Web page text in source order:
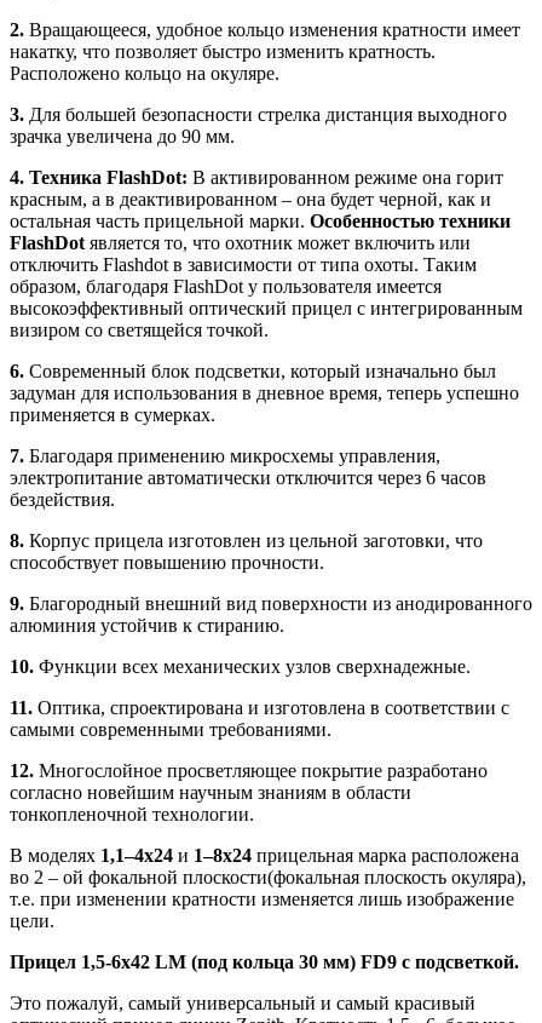
2. Вращающееся, удобное кольцо изменения кратности имеет
накатку, что позволяет быстро изменить кратность.
Расположено кольцо на окуляре.
3. Для большей безопасности стрелка дистанция выходного
зрачка увеличена до 90 мм.
4. Техника FlashDot: В активированном режиме она горит
красным, а в деактивированном – она будет черной, как и
остальная часть прицельной марки. Особенностью техники
FlashDot является то, что охотник может включить или
отключить Flashdot в зависимости от типа охоты. Таким
образом, благодаря FlashDot у пользователя имеется
высокоэффективный оптический прицел с интегрированным
визиром со светящейся точкой.
6. Современный блок подсветки, который изначально был
задуман для использования в дневное время, теперь успешно
применяется в сумерках.
7. Благодаря применению микросхемы управления,
электропитание автоматически отключится через 6 часов
бездействия.
8. Корпус прицела изготовлен из цельной заготовки, что
способствует повышению прочности.
9. Благородный внешний вид поверхности из анодированного
алюминия устойчив к стиранию.
10. Функции всех механических узлов сверхнадежные.
11. Оптика, спроектирована и изготовлена в соответствии с
самыми современными требованиями.
12. Многослойное просветляющее покрытие разработано
согласно новейшим научным знаниям в области
тонкопленочной технологии.
В моделях 1,1–4х24 и 1–8х24 прицельная марка расположена
во 2 – ой фокальной плоскости(фокальная плоскость окуляра),
т.е. при изменении кратности изменяется лишь изображение
цели.
Прицел 1,5-6x42 LM (под кольца 30 мм) FD9 с подсветкой.
Это пожалуй, самый универсальный и самый красивый